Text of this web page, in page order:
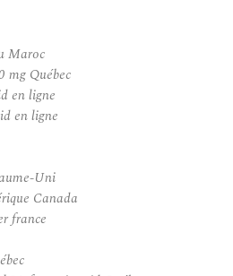
Maroc
mg Québec
en ligne
en ligne
Uni
Canada
france